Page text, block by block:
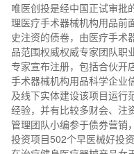
唯医创投是经中国正试审批
理医疗手术器械机构用品前
史注资的债卷，由医疗手术
品范围权威权威专家团队职
专家宣布注册，包括合伙开
手术器械机构用品科学企业
及线下实体建设该项目运行
经验，并有比较多财会、注
管理团队小编参于债券营销
投资项目502个早医械好投